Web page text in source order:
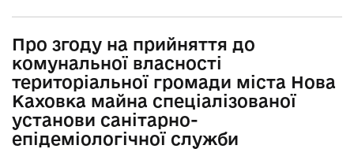
Про згоду на прийняття до
комунальної власності
територіальної громади міста Нова
Каховка майна спеціалізованої
установи санітарно-
епідеміологічної служби